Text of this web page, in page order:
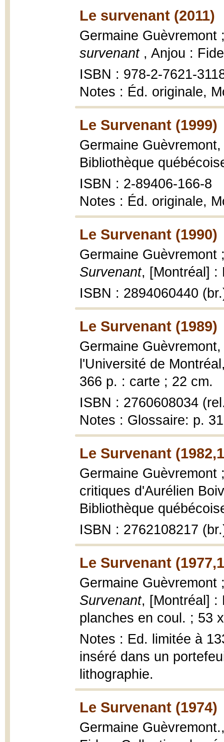
Le survenant (2011)
Germaine
survenant , Anjou :
ISBN : 978-2-7621-
Notes : Éd. originale,
Le Survenant (1999)
Germaine
Bibliothèque
ISBN : 2-89406-166-8
Notes : Éd. originale,
Le Survenant (1990)
Germaine
Survenant, [Montréal] :
ISBN : 2894060440
Le Survenant (1989)
Germaine
l'Université de
366 p. : carte ; 22 cm.
ISBN : 2760608034
Notes : Glossaire: p.
Le Survenant
Germaine Guèvremont
critiques d'Aurélien
Bibliothèque
ISBN : 2762108217
Le Survenant
Germaine
Survenant, [Montréal] :
planches en coul. ; 53
Notes : Ed. limitée à
inséré dans un
lithographie.
Le Survenant (1974)
Germaine